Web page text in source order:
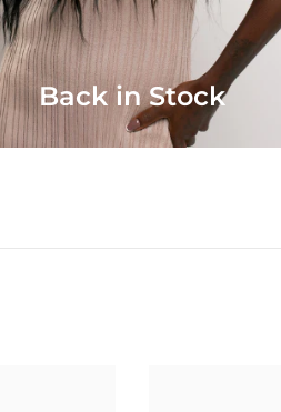
Back in Stock